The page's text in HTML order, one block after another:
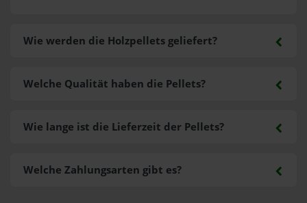
Wie werden die Holzpellets geliefert?
Welche Zahlungsarten gibt es?
Welche Qualität haben die Pellets?
Wie lange ist die Lieferzeit der Pellets?